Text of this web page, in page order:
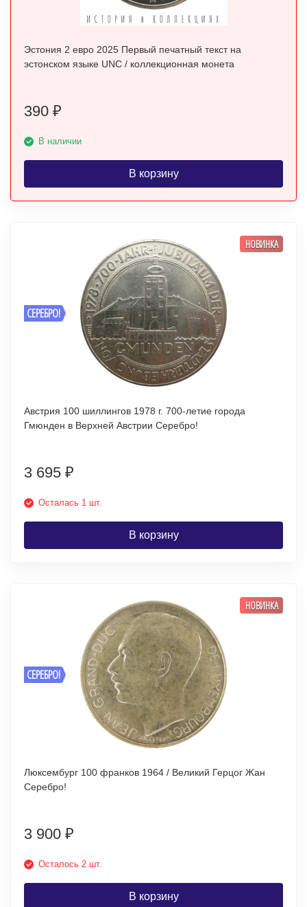
Эстония 2 евро 2025 Первый печатный текст на
эстонском языке UNC / коллекционная монета
390 ₽
В наличии
В корзину
СЕРЕБРО!
НОВИНКА
Австрия 100 шиллингов 1978 г. 700-летие города
Гмюнден в Верхней Австрии Серебро!
3 695 ₽
Осталась 1 шт.
В корзину
СЕРЕБРО!
НОВИНКА
Люксембург 100 франков 1964 / Великий Герцог Жан
Серебро!
3 900 ₽
Осталось 2 шт.
В корзину